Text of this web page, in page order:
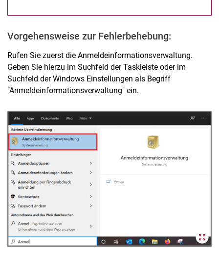
Vorgehensweise zur Fehlerbehebung:
Rufen Sie zuerst die Anmeldeinformationsverwaltung.
Geben Sie hierzu im Suchfeld der Taskleiste oder im
Suchfeld der Windows Einstellungen als Begriff
"Anmeldeinformationsverwaltung" ein.